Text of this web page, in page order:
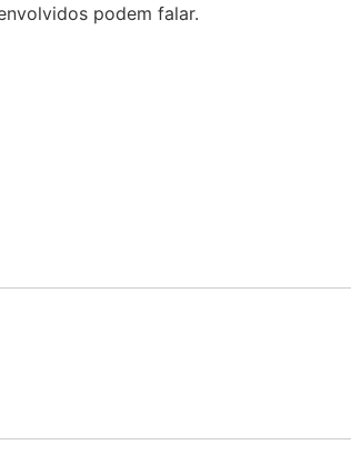
podem falar.